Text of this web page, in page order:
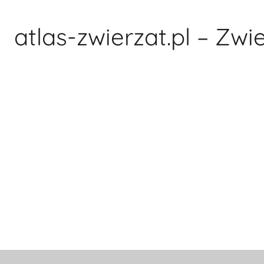
treściatlas-zwierzat.pl –